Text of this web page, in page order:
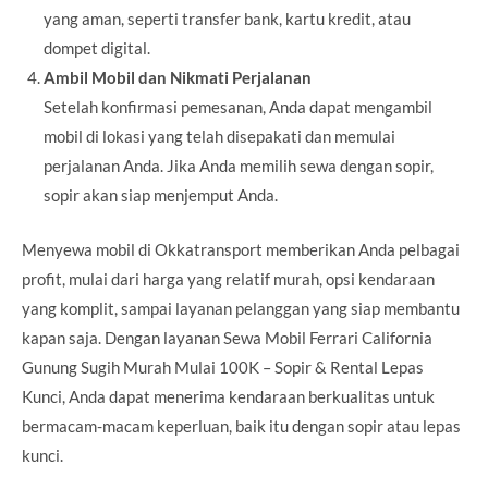
yang aman, seperti transfer bank, kartu kredit, atau
dompet digital.
Ambil Mobil dan Nikmati Perjalanan
Setelah konfirmasi pemesanan, Anda dapat mengambil
mobil di lokasi yang telah disepakati dan memulai
perjalanan Anda. Jika Anda memilih sewa dengan sopir,
sopir akan siap menjemput Anda.
Menyewa mobil di Okkatransport memberikan Anda pelbagai
profit, mulai dari harga yang relatif murah, opsi kendaraan
yang komplit, sampai layanan pelanggan yang siap membantu
kapan saja. Dengan layanan Sewa Mobil Ferrari California
Gunung Sugih Murah Mulai 100K – Sopir & Rental Lepas
Kunci, Anda dapat menerima kendaraan berkualitas untuk
bermacam-macam keperluan, baik itu dengan sopir atau lepas
kunci.